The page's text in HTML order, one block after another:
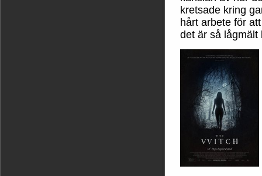
kretsade kring
hårt arbete för
det är så lågmält